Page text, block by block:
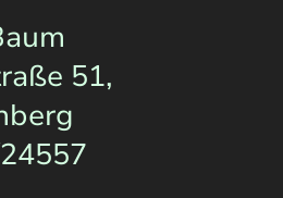
51,